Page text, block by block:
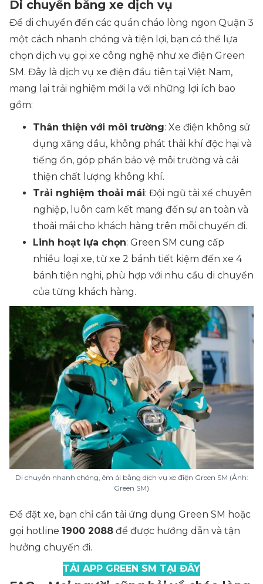
Di chuyển bằng xe dịch vụ
Để di chuyển đến các quán cháo lòng ngon Quận 3
một cách nhanh chóng và tiện lợi, bạn có thể lựa
chọn dịch vụ gọi xe công nghệ như xe điện Green
SM. Đây là dịch vụ xe điện đầu tiên tại Việt Nam,
mang lại trải nghiệm mới lạ với những lợi ích bao
gồm:
Thân thiện với môi trường: Xe điện không sử
dụng xăng dầu, không phát thải khí độc hại và
tiếng ồn, góp phần bảo vệ môi trường và cải
thiện chất lượng không khí.
Trải nghiệm thoải mái: Đội ngũ tài xế chuyên
nghiệp, luôn cam kết mang đến sự an toàn và
thoải mái cho khách hàng trên mỗi chuyến đi.
Linh hoạt lựa chọn: Green SM cung cấp
nhiều loại xe, từ xe 2 bánh tiết kiệm đến xe 4
bánh tiện nghi, phù hợp với nhu cầu di chuyển
của từng khách hàng.
Di chuyển nhanh chóng, êm ái bằng dịch vụ xe điện Green SM (Ảnh:
Green SM)
Để đặt xe, bạn chỉ cần tải ứng dụng Green SM hoặc
gọi hotline 1900 2088 để được hướng dẫn và tận
hưởng chuyến đi.
TẢI APP GREEN SM TẠI ĐÂY